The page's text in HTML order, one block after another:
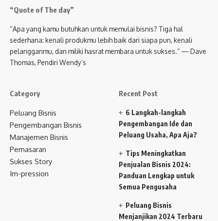
“Quote of The day”
“Apa yang kamu butuhkan untuk memulai bisnis? Tiga hal
sederhana: kenali produkmu lebih baik dari siapa pun, kenali
pelangganmu, dan miliki hasrat membara untuk sukses.” — Dave
Thomas, Pendiri Wendy’s
Category
Peluang Bisnis
Pengembangan Bisnis
Manajemen Bisnis
Pemasaran
Sukses Story
Im-pression
Recent Post
6 Langkah-langkah
Pengembangan Ide dan
Peluang Usaha, Apa Aja?
Tips Meningkatkan
Penjualan Bisnis 2024:
Panduan Lengkap untuk
Semua Pengusaha
Peluang Bisnis
Menjanjikan 2024 Terbaru